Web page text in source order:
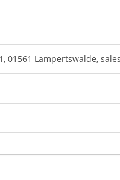
01561 Lampertswalde,